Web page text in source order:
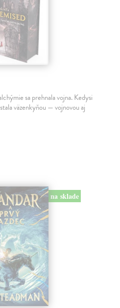
sa prehnala vojna. Kedysi
väzenkyňou — vojnovou aj
na sklade